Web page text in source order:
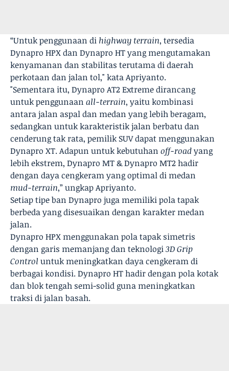
“Untuk penggunaan di highway terrain, tersedia
Dynapro HPX dan Dynapro HT yang mengutamakan
kenyamanan dan stabilitas terutama di daerah
perkotaan dan jalan tol," kata Apriyanto.
"Sementara itu, Dynapro AT2 Extreme dirancang
untuk penggunaan all-terrain, yaitu kombinasi
antara jalan aspal dan medan yang lebih beragam,
sedangkan untuk karakteristik jalan berbatu dan
cenderung tak rata, pemilik SUV dapat menggunakan
Dynapro XT. Adapun untuk kebutuhan off-roadyang
lebih ekstrem, Dynapro MT & Dynapro MT2 hadir
dengan daya cengkeram yang optimal di medan
mud-terrain,” ungkap Apriyanto.
Setiap tipe ban Dynapro juga memiliki pola tapak
berbeda yang disesuaikan dengan karakter medan
jalan.
Dynapro HPX menggunakan pola tapak simetris
dengan garis memanjang dan teknologi3D Grip
Control untuk meningkatkan daya cengkeram di
berbagai kondisi. Dynapro HT hadir dengan pola kotak
dan blok tengah semi-solid guna meningkatkan
traksi di jalan basah.